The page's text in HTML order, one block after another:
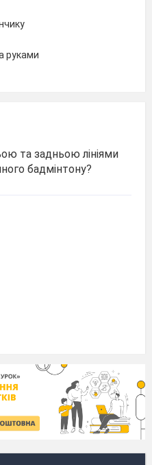
руками
та задньою лініями
бадмінтону?